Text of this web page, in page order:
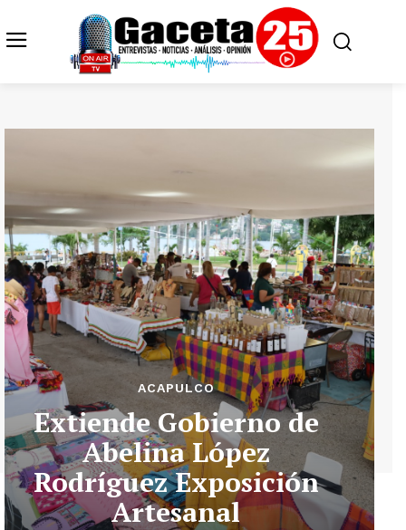
ACAPULCO
Extiende Gobierno de
Abelina López
Rodríguez Exposición
Artesanal